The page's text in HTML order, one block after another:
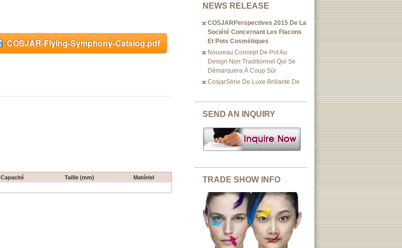
COSJAR-Flying-Symphony-Catalog.pdf
Capacité Taille (mm)
Matériel
NEWS RELEASE
COSJARPerspectives 2015 De La
Société Concernant Les Flacons
Et Pots Cosmétiques
Nouveau Concept De Pot Au
Design Non Traditionnel Qui Se
Démarquera À Coup Sûr
CosjarSérie De Luxe Brillante De
SEND AN INQUIRY
TRADE SHOW INFO